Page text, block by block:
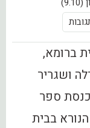
ברומא,
ושגריר
ספר
הנורא בבית